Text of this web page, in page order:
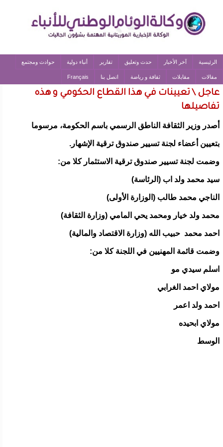
الرئيسية آخر الأخبار حدث وتعليق تقارير أنباء دولية حوادث ومجتمع
مقالات مقابلات ثقافة و رياضة اتصل بنا Français
عاجل \ تعيينات في هذا القطاع الحكومي و هذه
تفاصيلها
أصدر وزير الثقافة الناطق الرسمي باسم الحكومة، مرسوما
بتعيين أعضاء لجنة تسيير صندوق ترقية الإشهار.
وضمت لجنة تسيير صندوق ترقية الاستثمار كلا من:
سيد محمد ولد اب (الرئاسة)
الناجي محمد طالب (الوزارة الأولى)
محمد ولد خيار ومحمد يحي المامي (وزارة الثقافة)
احمد محمد حبيب الله (وزارة الاقتصاد والمالية)
وضمت قائمة المهنيين في اللجنة كلا من:
اسلم سيدي مو
مولاي احمد الغرابي
احمد ولد اعمر
مولاي ابحيده
الوسط